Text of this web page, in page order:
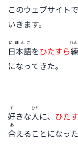
このウェブサイトで
いきます。
日本語
にほんご
をひたすら
れ
になってきた。
好
す
きな人
ひと
に、 ひた
合
あ
えることになった